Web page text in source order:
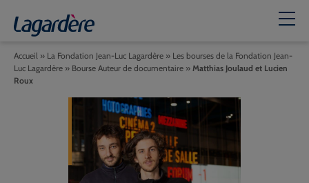
Accueil » La Fondation Jean-Luc Lagardère » Les bourses de la Fondation Jean-
Luc Lagardère » Bourse Auteur de documentaire » Matthias Joulaud et Lucien
Roux